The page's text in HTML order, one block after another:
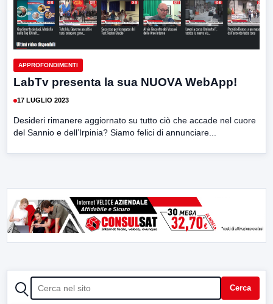
APPROFONDIMENTI
LabTv presenta la sua NUOVA WebApp!
17 LUGLIO 2023
Desideri rimanere aggiornato su tutto ciò che accade nel cuore
del Sannio e dell’Irpinia? Siamo felici di annunciare...
CERCA Cerca